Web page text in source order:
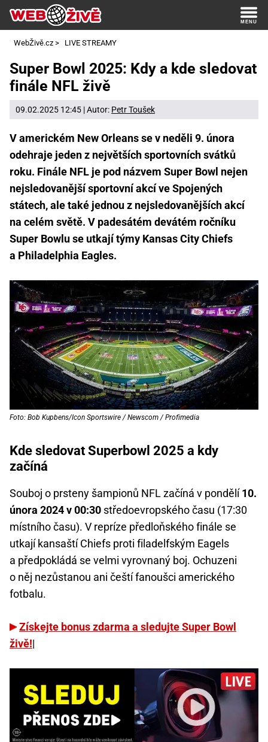
WebŽivě.cz > LIVE STREAMY
Super Bowl 2025: Kdy a kde sledovat
finále NFL živě
09.02.2025 12:45 | Autor: Petr Toušek
V americkém New Orleans se v neděli 9. února
odehraje jeden z největších sportovních svátků
roku. Finále NFL je pod názvem Super Bowl nejen
nejsledovanější sportovní akcí ve Spojených
státech, ale také jednou z nejsledovanějších akcí
na celém světě. V padesátém devátém ročníku
Super Bowlu se utkají týmy Kansas City Chiefs
a Philadelphia Eagles.
Foto: Bob Kupbens/Icon Sportswire / Newscom / Profimedia
Kde sledovat Superbowl 2025 a kdy
začíná
Souboj o prsteny šampionů NFL začíná v pondělí10.
února 2024 v 00:30 středoevropského času (17:30
místního času). V repríze předloňského finále se
utkají kansaští Chiefs proti filadelfským Eagels
a předpokládá se velmi vyrovnaný boj. Ochuzeni
o něj nezůstanou ani čeští fanoušci amerického
fotbalu.
Získejte bonus zdarma a sledujte Super Bowl
živě!|